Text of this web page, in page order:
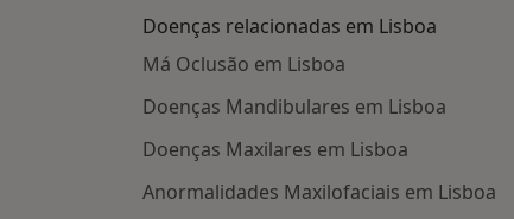
Doenças relacionadas em Lisboa
Má Oclusão em Lisboa
Doenças Mandibulares em Lisboa
Doenças Maxilares em Lisboa
Anormalidades Maxilofaciais em Lisboa